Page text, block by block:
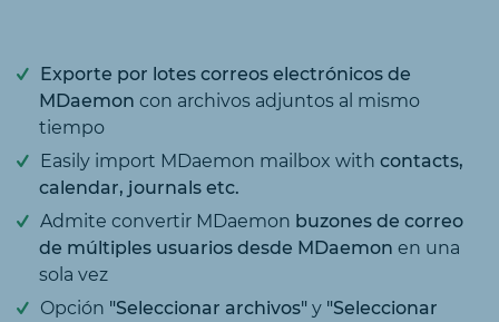
Exporte por lotes correos electrónicos de
MDaemon con archivos adjuntos al mismo
tiempo
Easily import MDaemon mailbox with contacts,
calendar, journals etc.
Admite convertir MDaemon buzones de correo
de múltiples usuarios desde MDaemon en una
sola vez
Opción "Seleccionar archivos" y "Seleccionar